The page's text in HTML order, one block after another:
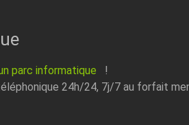
parc informatique !
24h/24, 7j/7 au forfait